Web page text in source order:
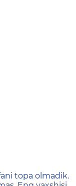
topa olmadik.